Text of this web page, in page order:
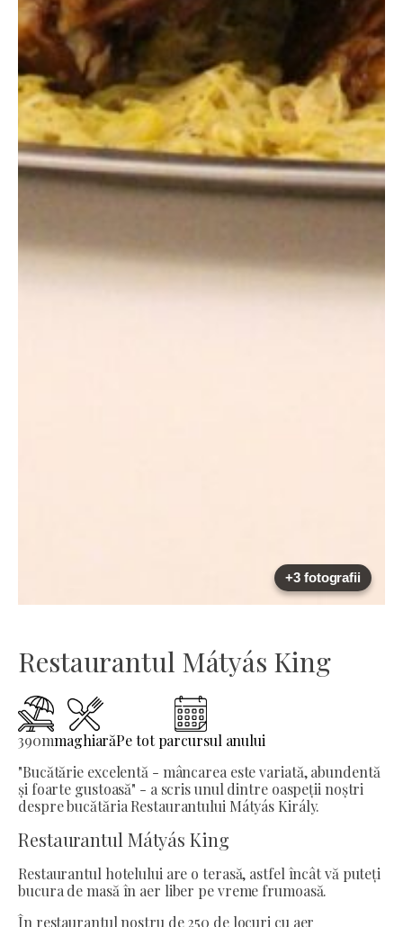
+3 fotografii
Restaurantul Mátyás King
390mmaghiarăPe tot parcursul anului
"Bucătărie excelentă - mâncarea este variată, abundentă
și foarte gustoasă" - a scris unul dintre oaspeții noștri
despre bucătăria Restaurantului Mátyás Király.
Restaurantul Mátyás King
Restaurantul hotelului are o terasă, astfel încât vă puteți
bucura de masă în aer liber pe vreme frumoasă.
În restaurantul nostru de 250 de locuri cu aer